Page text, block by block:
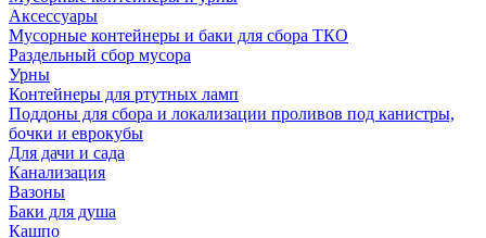
Аксессуары
Мусорные контейнеры и баки для сбора ТКО
Раздельный сбор мусора
Урны
Контейнеры для ртутных ламп
Поддоны для сбора и локализации проливов под канистры,
бочки и еврокубы
Для дачи и сада
Канализация
Вазоны
Баки для душа
Кашпо